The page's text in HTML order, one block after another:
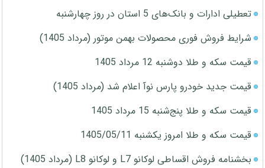
تعطیلی ادارات و بانک‌های 5 استان در روز چهارشنبه
شرایط فروش فوری محصولات بهمن موتور (مرداد 1405)
قیمت سکه و طلا دوشنبه 12 مرداد 1405
قیمت جدید خودرو پارس نوآ اعلام شد (مرداد 1405)
قیمت سکه و طلا پنج‌شنبه 15 مرداد 1405
قیمت سکه و طلا امروز یکشنبه 1405/05/11
بخشنامه فروش اقساطی لوکانو L7 و لوکانو L8 (مرداد 1405)